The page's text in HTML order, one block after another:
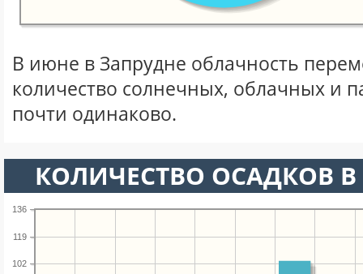
В июне в Запрудне облачность
количество солнечных, облачных и
почти одинаково.
КОЛИЧЕСТВО ОСАДКОВ
102
119
136